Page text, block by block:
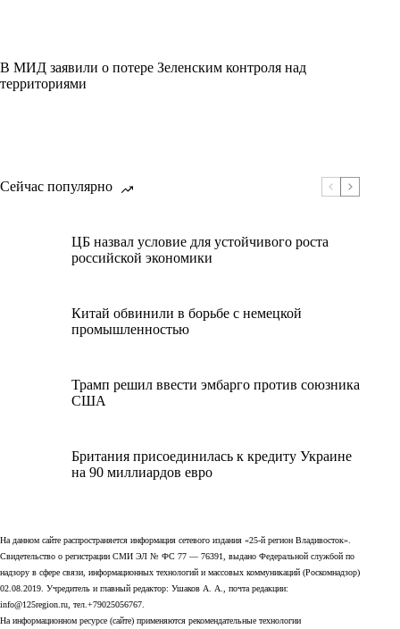
В МИД заявили о потере Зеленским контроля над
территориями
Сейчас популярно
ЦБ назвал условие для устойчивого роста
российской экономики
Китай обвинили в борьбе с немецкой
промышленностью
Трамп решил ввести эмбарго против союзника
США
Британия присоединилась к кредиту Украине
на 90 миллиардов евро
На данном сайте распространяется информация сетевого издания «25-й регион Владивосток».
Свидетельство о регистрации СМИ ЭЛ № ФС 77 — 76391, выдано Федеральной службой по
надзору в сфере связи, информационных технологий и массовых коммуникаций (Роскомнадзор)
02.08.2019. Учредитель и главный редактор: Ушаков А. А., почта редакции:
info@125region.ru, тел.+79025056767.
На информационном ресурсе (сайте) применяются рекомендательные технологии